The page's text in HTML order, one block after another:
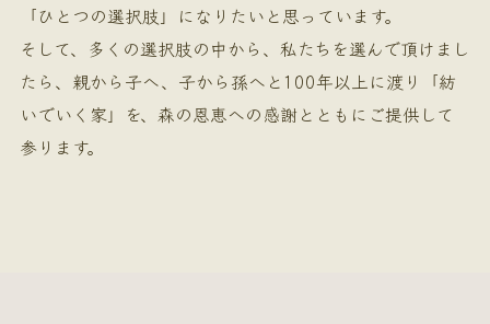
「ひとつの選択肢」になりたいと思っています。
そして、多くの選択肢の中から、私たちを選んで頂けまし
たら、親から子へ、子から孫へと100年以上に渡り「紡
いでいく家」を、森の恩恵への感謝とともにご提供して
参ります。